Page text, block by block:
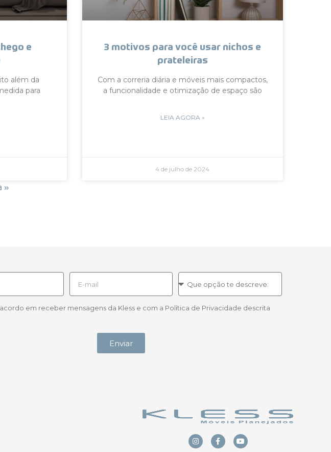
e
além da
para
3 motivos para você usar nichos e
prateleiras
Com a correria diária e móveis mais compactos,
a funcionalidade e otimização de espaço são
LEIA AGORA »
4 de julho de 2024
»
em receber mensagens da Kless e com a Política de Privacidade descrita
Enviar